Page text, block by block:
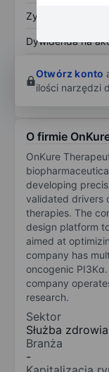
Zysk na akcję
Dywidenda na
własnego
Otwórz konto
ilości narzędzi
O firmie
OnKure
developing
validated drivers
therapies. The
design platform
aimed at
company has
oncogenic
company
research.
Sektor
Służba zdrowia
Branża
-